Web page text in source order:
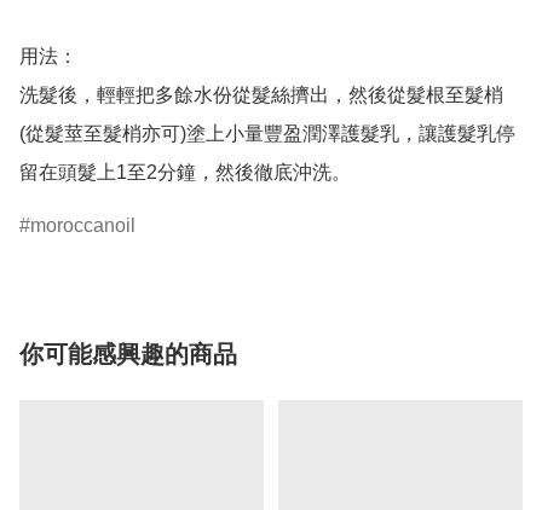
用法：
洗髮後，輕輕把多餘水份從髮絲擠出，然後從髮根至髮梢
(從髮莖至髮梢亦可)塗上小量豐盈潤澤護髮乳，讓護髮乳停
留在頭髮上1至2分鐘，然後徹底沖洗。
moroccanoil
你可能感興趣的商品